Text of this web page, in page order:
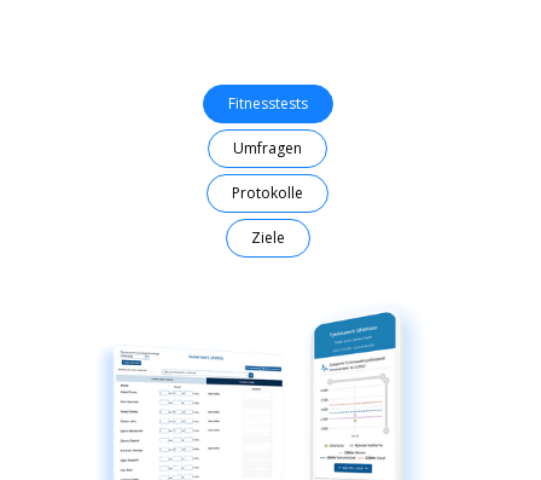
Fitnesstests
Umfragen
Protokolle
Ziele